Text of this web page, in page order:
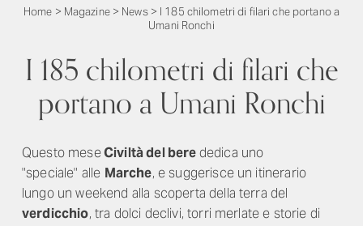
Home > Magazine> News> I 185 chilometri di filari che portano a
Umani Ronchi
I 185 chilometri di filari che
portano a Umani Ronchi
Questo meseCiviltà del berededica uno
"speciale" alle Marche, e suggerisce un itinerario
lungo un weekend alla scoperta della terra del
verdicchio, tra dolci declivi, torri merlate e storie di